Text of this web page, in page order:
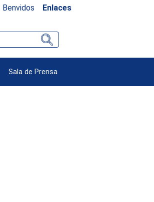
Benvidos Enlaces
Sala de Prensa